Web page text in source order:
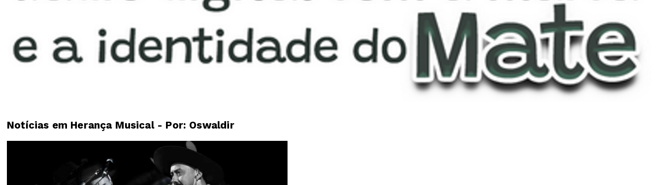
Notícias em Herança Musical - Por: Oswaldir